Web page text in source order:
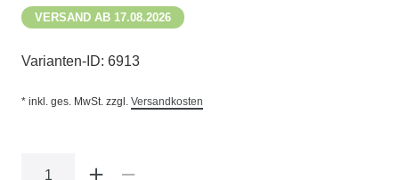
VERSAND AB 17.08.2026
Varianten-ID: 6913
* inkl. ges. MwSt. zzgl. Versandkosten